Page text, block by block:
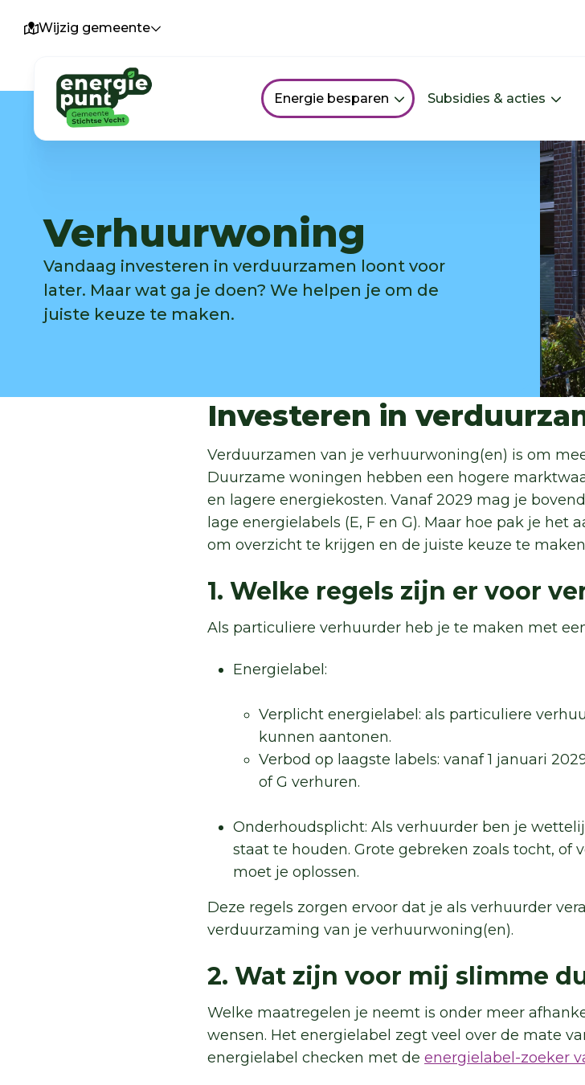
Wijzig gemeente
Energie besparen Menu Energie besparen
Subsidies & acties
Verhuurwoning
Vandaag investeren in verduurzamen loont voor
later. Maar wat ga je doen? We helpen je om de
juiste keuze te maken.
Investeren in
Verduurzamen van je verhuurwoning(en) is om
Duurzame woningen hebben een hogere
en lagere energiekosten. Vanaf 2029 mag je
lage energielabels (E, F en G). Maar hoe pak je het
om overzicht te krijgen en de juiste keuze te
1. Welke regels zijn er voor
Als particuliere verhuurder heb je te maken met
Energielabel:
Verplicht energielabel: als particuliere
kunnen aantonen.
Verbod op laagste labels: vanaf 1 januari
of G verhuren.
Onderhoudsplicht: Als verhuurder ben je
staat te houden. Grote gebreken zoals tocht, of
moet je oplossen.
Deze regels zorgen ervoor dat je als verhuurder
verduurzaming van je verhuurwoning(en).
2. Wat zijn voor mij slimme
Welke maatregelen je neemt is onder meer
wensen. Het energielabel zegt veel over de mate
energielabel checken met de energielabel-zoeker